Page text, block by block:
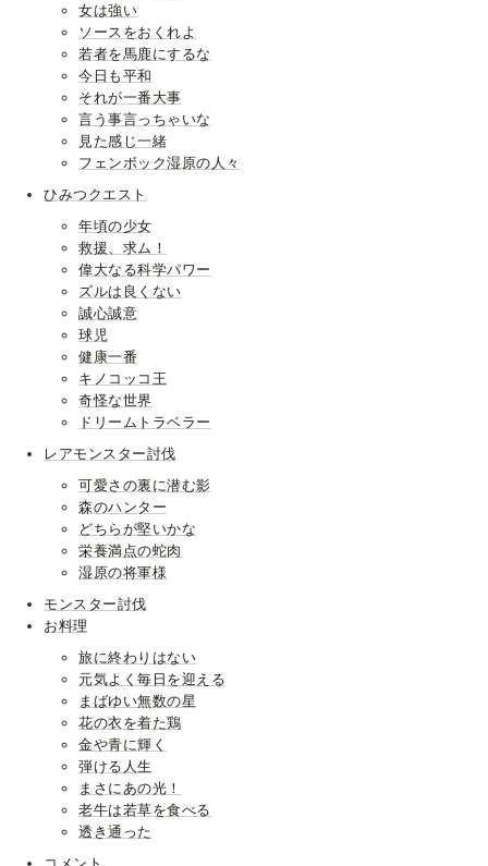
女は強い
ソースをおくれよ
若者を馬鹿にするな
今日も平和
それが一番大事
言う事言っちゃいな
見た感じ一緒
フェンボック湿原の人々
ひみつクエスト
年頃の少女
救援、求ム！
偉大なる科学パワー
ズルは良くない
誠心誠意
球児
健康一番
キノコッコ王
奇怪な世界
ドリームトラベラー
レアモンスター討伐
可愛さの裏に潜む影
森のハンター
どちらが堅いかな
栄養満点の蛇肉
湿原の将軍様
モンスター討伐
お料理
旅に終わりはない
元気よく毎日を迎える
まばゆい無数の星
花の衣を着た鶏
金や青に輝く
弾ける人生
まさにあの光！
老牛は若草を食べる
透き通った